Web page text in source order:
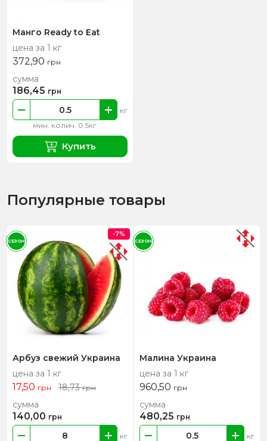
Манго Ready to Eat
цена за 1 кг
372,90 грн
мин. колич. 0.5кг
кг
сумма
186,45 грн
Купить
Популярные товары
Арбуз свежий Украина
цена за 1 кг
17,50 грн 18,73грн
кг
сумма
140,00 грн
-7%
СЕЗОН
Малина Украина
цена за 1 кг
960,50 грн
кг
сумма
480,25 грн
СЕЗОН